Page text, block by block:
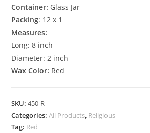
Container: Glass Jar
Packing: 12 x 1
Measures:
Long: 8 inch
Diameter: 2 inch
Wax Color: Red
SKU:450-R
Categories:All Products, Religious
Tag: Red